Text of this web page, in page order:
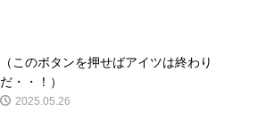
（このボタンを押せばアイツは終わり
だ・・！）
2025.05.26